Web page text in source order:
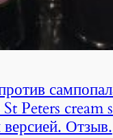
Peters cream
Отзыв.